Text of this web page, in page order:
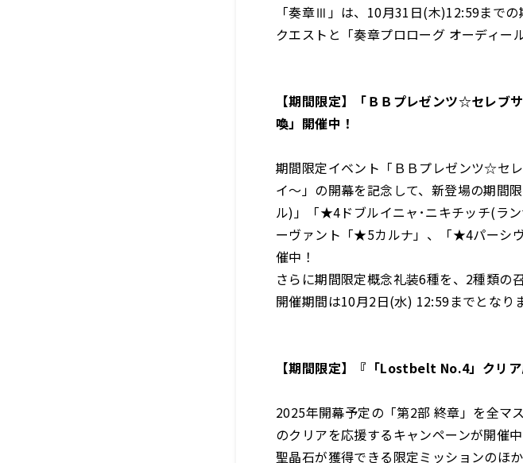
「奏章Ⅲ」は、10月31日(木)12:59まで
クエストと「奏章プロローグ オーディー
【期間限定】「ＢＢプレゼンツ☆セレブ
喚」開催中！
期間限定イベント「ＢＢプレゼンツ☆セ
イ～」の開幕を記念して、新登場の期間
ル)」「★4ドブルイニャ･ニキチッチ(ラ
ーヴァント「★5カルナ」、「★4パーシ
催中！
さらに期間限定概念礼装6種を、2種類の
開催期間は10月2日(水) 12:59までとなりま
【期間限定】『「Lostbelt No.4」クリ
2025年開幕予定の「第2部 終章」を全マ
のクリアを応援するキャンペーンが開催中
聖晶石が獲得できる限定ミッションのほ